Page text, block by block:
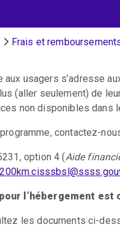
Frais et
usagers s’adresse
(aller seulement) de
non disponibles dans
contactez-
option 4 (Aide
l’hébergement est
les documents ci-